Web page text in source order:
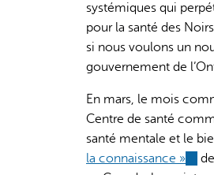
systémiques qui
pour la santé des
si nous voulons un
gouvernement de
En mars, le mois
Centre de santé
santé mentale et le
la connaissance » (link